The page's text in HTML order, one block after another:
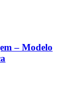
– Modelo